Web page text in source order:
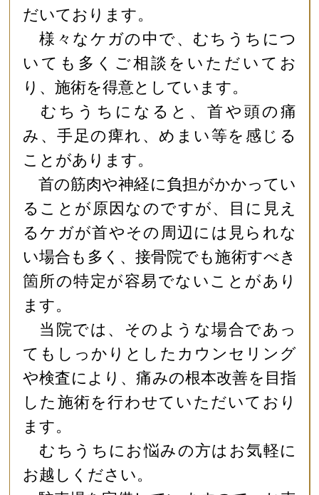
だいております。
様々なケガの中で、むちうちにつ
いても多くご相談をいただいてお
り、施術を得意としています。
むちうちになると、首や頭の痛
み、手足の痺れ、めまい等を感じる
ことがあります。
首の筋肉や神経に負担がかかってい
ることが原因なのですが、目に見え
るケガが首やその周辺には見られな
い場合も多く、接骨院でも施術すべき
箇所の特定が容易でないことがあり
ます。
当院では、そのような場合であっ
てもしっかりとしたカウンセリング
や検査により、痛みの根本改善を目指
した施術を行わせていただいており
ます。
むちうちにお悩みの方はお気軽に
お越しください。